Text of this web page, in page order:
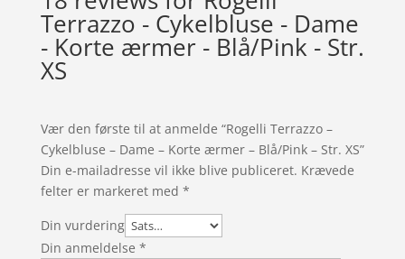
Terrazzo - Cykelbluse - Dame
- Korte ærmer - Blå/Pink - Str.
XS
Vær den første til at anmelde “Rogelli Terrazzo –
Cykelbluse – Dame – Korte ærmer – Blå/Pink – Str. XS”
Din e-mailadresse vil ikke blive publiceret. Krævede
felter er markeret med *
Din vurdering
Din anmeldelse *